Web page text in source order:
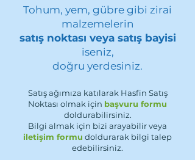
Tohum, yem, gübre gibi zirai
malzemelerin
satış noktası veya satış bayisi
iseniz,
doğru yerdesiniz.
Satış ağımıza katılarak Hasfin Satış
Noktası olmak için başvuru formu
doldurabilirsiniz.
Bilgi almak için bizi arayabilir veya
iletişim formu doldurarak bilgi talep
edebilirsiniz.